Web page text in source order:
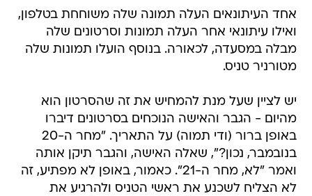
אחד העיתונאים העלה תמונה שלה משוחחת בטלפון,
ואילו עיתונאי אחר העלה תמונות וסרטונים שלה
מבלה במסעדה, לכאורה. בנוסף הועלו תמונות שלה
מטורניר טניס.
יש לציין שעל מנת להמחיש את זה שהסרטון הוא
מהיום - הגבר והאישה הנוכחים בסרטונים דיברו
באופן ברור (ודי תמוה) על התאריך. "מחר ה-20
בנובמבר, נכון?", שאלה האישה, והגבר תיקן אותה
ואמר "לא, מחר ה-21". כאמור, באופן לא מפתיע, זה
לא הצליח לשכנע את ראשי הטניס ולהרגיע את